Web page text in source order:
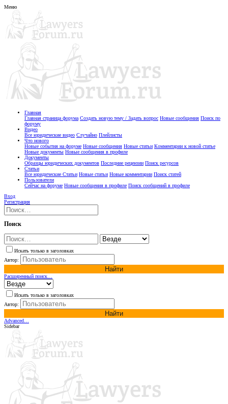
Меню
Главная
Главная страница форума Создать новую тему / Задать вопрос Новые сообщения Поиск по
форуму
Видео
Все юридические видео Случайно Плейлисты
Что нового
Новые события на форуме Новые сообщения Новые статьи Комментарии к новой статье
Новые документы Новые сообщения в профиле
Документы
Образцы юридических документов Последние рецензии Поиск ресурсов
Статьи
Все юридические Статьи Новые статьи Новые комментарии Поиск статей
Пользователи
Сейчас на форуме Новые сообщения в профиле Поиск сообщений в профиле
Вход
Регистрация
Поиск
Искать только в заголовках
Автор:
Найти
Расширенный поиск…
Искать только в заголовках
Автор:
Найти
Advanced…
Sidebar